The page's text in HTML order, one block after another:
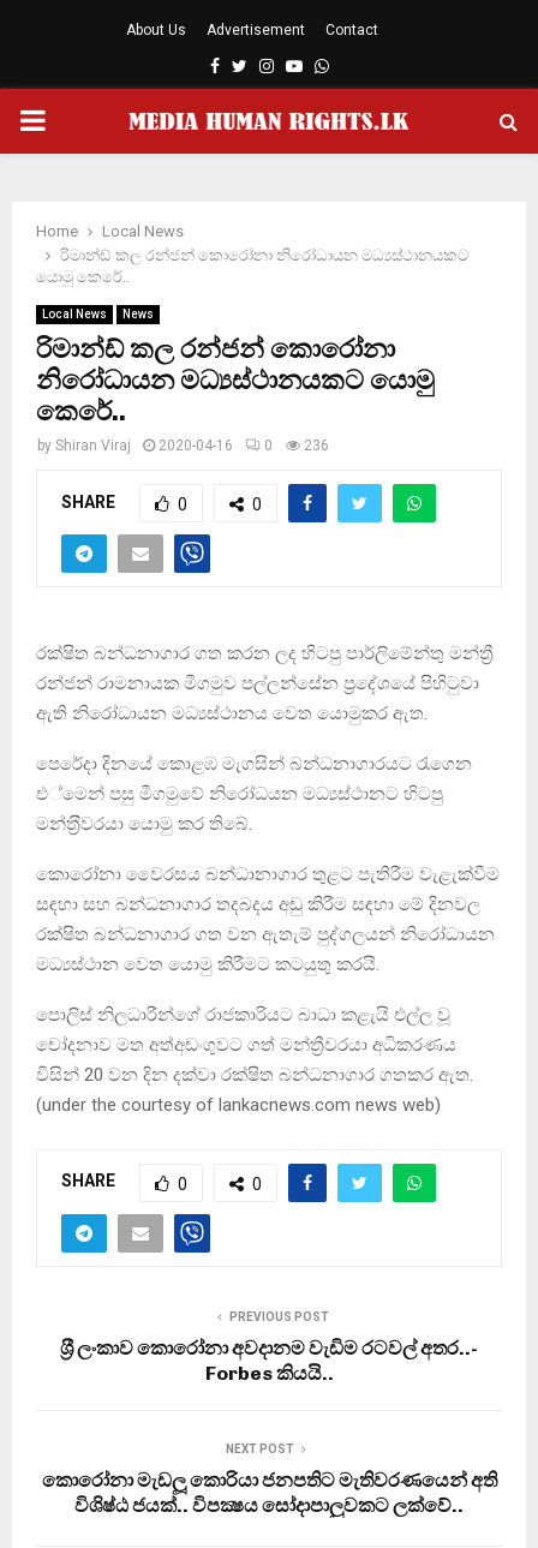
About Us Advertisement Contact
Facebook
TwitterInstagram
YoutubeWhatsapp
PRIMARY
Home
Local News
රිමාන්ඩ් කල රන්ජන් කොරෝනා නිරෝධායන මධ්‍යස්ථානයකට
යොමු කෙරේ..
Local News News
රිමාන්ඩ් කල රන්ජන් කොරෝනා
නිරෝධායන මධ්‍යස්ථානයකට යොමු
කෙරේ..
by Shiran Viraj 2020-04-16 0 236
SHARE 0 0
රක්ෂිත බන්ධනාගාර ගත කරන ලද හිටපු පාර්ලිමේන්තු මන්ත්‍රී
රන්ජන් රාමනායක මීගමුව පල්ලන්සේන ප‍්‍රදේශයේ පිහිටුවා
ඇති නිරෝධායන මධ්‍යස්ථානය වෙත යොමුකර ඇත.
පෙරේදා දිනයේ කොළඹ මැගසින් බන්ධනාගාරයට රැගෙන
එ්මෙන් පසු මීගමුවේ නිරෝධයන මධ්‍යස්ථානට හිටපු
මන්ත‍්‍රීවරයා යොමු කර තිබේ.
කොරෝනා වෛරසය බන්ධානාගාර තුළට පැතිරීම වැළැක්වීම
සඳහා සහ බන්ධනාගාර තදබදය අඩු කිරීම සඳහා මේ දිනවල
රක්ෂිත බන්ධනාගාර ගත වන ඇතැම් පුද්ගලයන් නිරෝධායන
මධ්‍යස්ථාන වෙත යොමු කිරීමට කටයුතු කරයි.
පොලිස් නිලධාරීන්ගේ රාජකාරියට බාධා කළැයි එල්ල වූ
චෝදනාව මත අත්අඩංගුවට ගත් මන්ත්‍රීවරයා අධිකරණය
විසින් 20 වන දින දක්වා රක්ෂිත බන්ධනාගාර ගතකර ඇත.
(under the courtesy of lankacnews.com news web)
SHARE 0 0
PREVIOUS POST
ශ‍්‍රී ලංකාව කොරෝනා අවදානම වැඩිම රටවල් අතර..-
Forbes කියයි..
NEXT POST
කොරෝනා මැඩලූ කොරියා ජනපතිට මැතිවරණයෙන් අති
විශිෂ්ඨ ජයක්.. විපක්‍ෂය සෝදාපාලුවකට ලක්වේ..